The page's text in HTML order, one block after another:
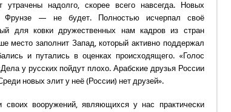
надолго, скорее всего навсегда. Новых
Фрунзе — не будет. Полностью исчерпал своё
для ковки дружественных нам кадров из стран
место заполнит Запад, который активно поддержал
и путались в оценках происходящего. «Голос
у русских пойдут плохо. Арабские друзья России
новых элит у неё (России) нет друзей».
вооружений, являющихся у нас практически